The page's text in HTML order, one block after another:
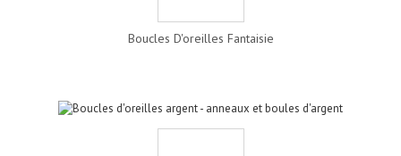
Boucles D'oreilles Fantaisie